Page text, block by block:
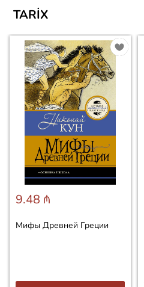
TARIX
9.48 ₼
Мифы Древней Греции